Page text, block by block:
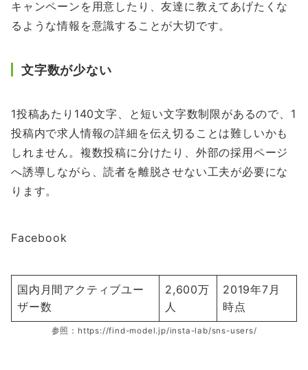
キャンペーンを用意したり、友達に教えてあげたくな
るような情報を意識することが大切です。
文字数が少ない
1投稿あたり140文字、と短い文字数制限があるので、1
投稿内で求人情報の詳細を伝え切ることは難しいかも
しれません。複数投稿に分けたり、外部の採用ページ
へ誘導しながら、読者を離脱させない工夫が必要にな
ります。
Facebook
国内月間アクティブユー
ザー数
2,600万
人
2019年7月
時点
参照：https://find-model.jp/insta-lab/sns-users/